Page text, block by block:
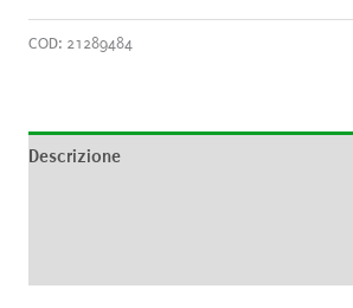
COD: 21289484
Descrizione